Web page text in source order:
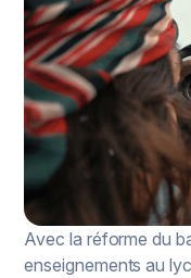
Avec la réforme du
enseignements au